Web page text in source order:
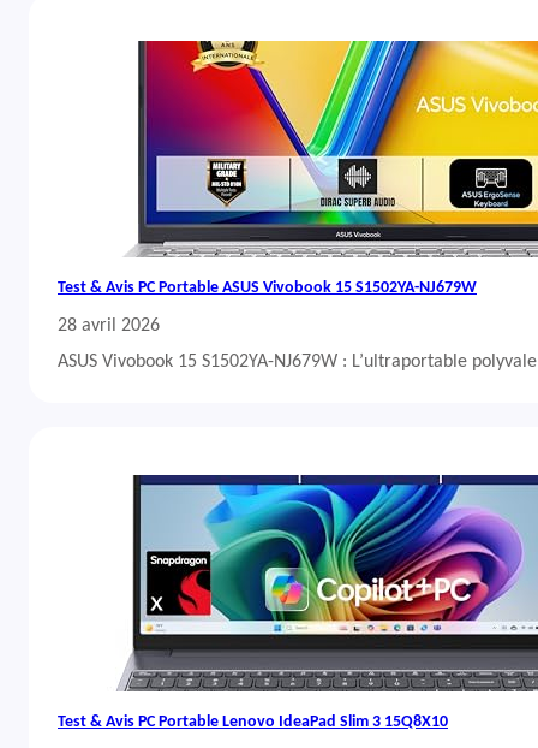
Test & Avis PC Portable ASUS Vivobook 15 S1502YA-NJ679W
28 avril 2026
ASUS Vivobook 15 S1502YA-NJ679W : L’ultraportable
Test & Avis PC Portable Lenovo IdeaPad Slim 3 15Q8X10